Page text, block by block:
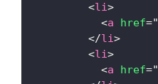
<li>
<a href="
</li>
<li>
<a href="